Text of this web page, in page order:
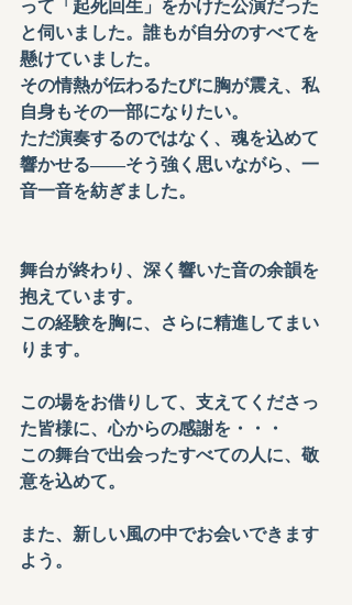
って「 起死回生 」をかけた公演だった
と伺いました。誰もが自分のすべてを
懸けていました。
その情熱が伝わるたびに胸が震え、私
自身もその一部になりたい。
ただ演奏するのではなく、魂を込めて
響かせる——そう強く思いながら、一
音一音を紡ぎました。
舞台が終わり、深く響いた音の余韻を
抱えています。
この経験を胸に、さらに精進してまい
ります。
この場をお借りして、支えてくださっ
た皆様に、心からの感謝を・・・
この舞台で出会ったすべての人に、敬
意を込めて。
また、新しい風の中でお会いできます
よう。